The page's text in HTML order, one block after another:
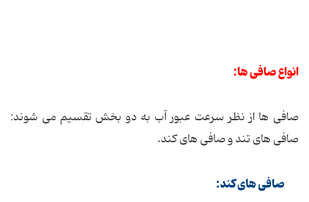
انواع صافی ها:
صافی ها از نظر سرعت عبور آب به دو بخش تقسیم می شوند:
صافی های تند و صافی های کند.
صافی های کند: